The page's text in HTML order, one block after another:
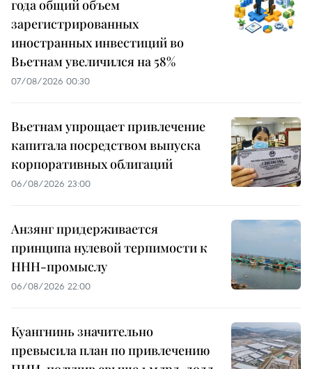
года общий объем
зарегистрированных
иностранных инвестиций во
Вьетнам увеличился на 58%
07/08/2026 00:30
Вьетнам упрощает привлечение
капитала посредством выпуска
корпоративных облигаций
06/08/2026 23:00
Анзянг придерживается
принципа нулевой терпимости к
ННН-промыслу
06/08/2026 22:00
Куангнинь значительно
превысила план по привлечению